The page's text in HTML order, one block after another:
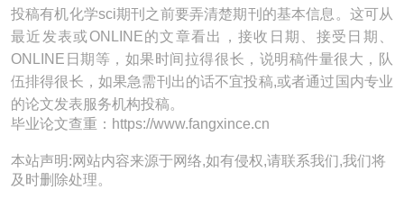
投稿有机化学sci期刊之前要弄清楚期刊的基本信息。这可从
最近发表或ONLINE的文章看出，接收日期、接受日期、
ONLINE日期等，如果时间拉得很长，说明稿件量很大，队
伍排得很长，如果急需刊出的话不宜投稿,或者通过国内专业
的论文发表服务机构投稿。
毕业论文查重：https://www.fangxince.cn
本站声明:网站内容来源于网络,如有侵权,请联系我们,我们将
及时删除处理。